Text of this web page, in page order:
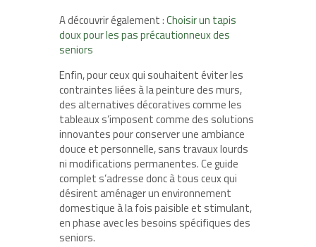
A découvrir également :Choisir un tapis
doux pour les pas précautionneux des
seniors
Enfin, pour ceux qui souhaitent éviter les
contraintes liées à la peinture des murs,
des alternatives décoratives comme les
tableaux s’imposent comme des solutions
innovantes pour conserver une ambiance
douce et personnelle, sans travaux lourds
ni modifications permanentes. Ce guide
complet s’adresse donc à tous ceux qui
désirent aménager un environnement
domestique à la fois paisible et stimulant,
en phase avec les besoins spécifiques des
seniors.